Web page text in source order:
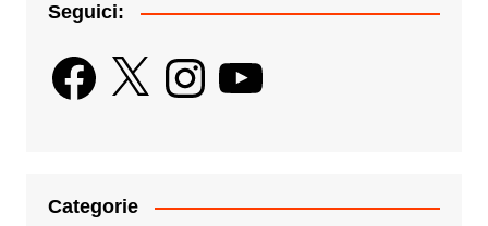
Seguici:
Facebook
X InstagramYouTube
Categorie